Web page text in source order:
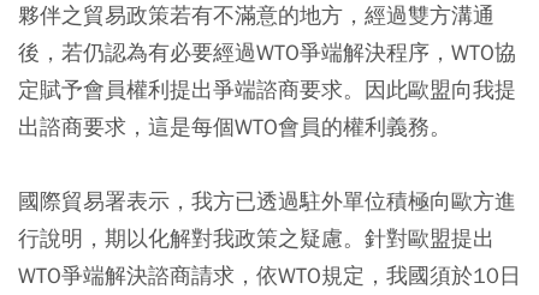
夥伴之貿易政策若有不滿意的地方，經過雙方溝通
後，若仍認為有必要經過WTO爭端解決程序，WTO協
定賦予會員權利提出爭端諮商要求。因此歐盟向我提
出諮商要求，這是每個WTO會員的權利義務。
國際貿易署表示，我方已透過駐外單位積極向歐方進
行說明，期以化解對我政策之疑慮。針對歐盟提出
WTO爭端解決諮商請求，依WTO規定，我國須於10日